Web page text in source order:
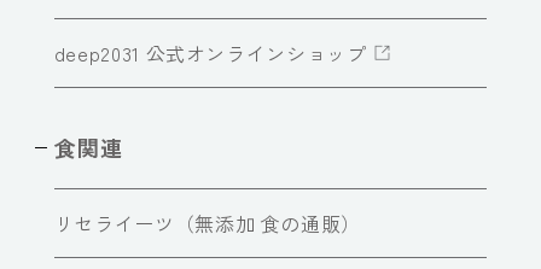
deep2031 公式オンラインショップ
食関連
リセライーツ（無添加 食の通販）